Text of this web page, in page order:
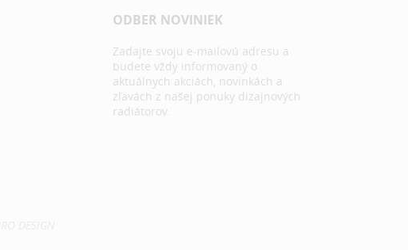
ODBER NOVINIEK
Zadajte svoju e-mailovú adresu a
budete vždy informovaný o
aktuálnych akciách, novinkách a
zľavách z našej ponuky dizajnových
radiátorov.